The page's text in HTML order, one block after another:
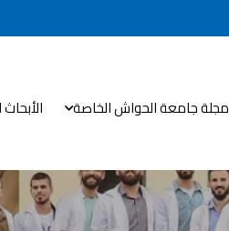
مجلة جامعة الحواش الخاصة